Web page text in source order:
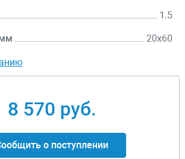
1.5
20х60
8 570 руб.
о поступлении